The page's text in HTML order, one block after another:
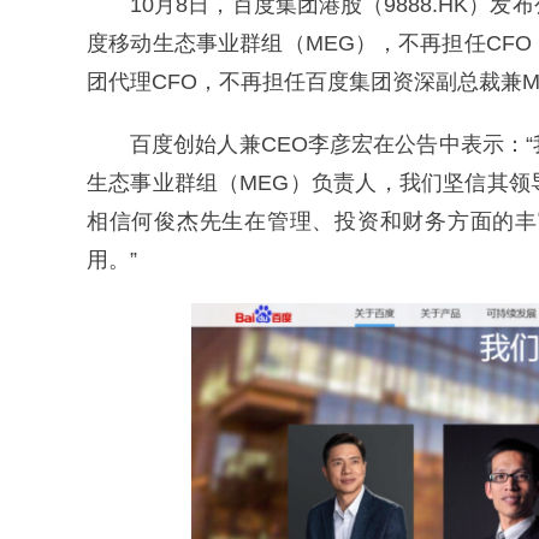
10月8日，百度集团港股（9888.HK）发
度移动生态事业群组（MEG），不再担任
团代理CFO，不再担任百度集团资深副总裁兼
百度创始人兼CEO李彦宏在公告中表示：
生态事业群组（MEG）负责人，我们坚信其
相信何俊杰先生在管理、投资和财务方面的
用。”